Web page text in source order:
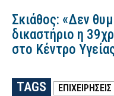
Σκιάθος: «Δεν
δικαστήριο η
στο Κέντρο
TAGS ΕΠΙΧΕΙΡΗΣΕΙΣ